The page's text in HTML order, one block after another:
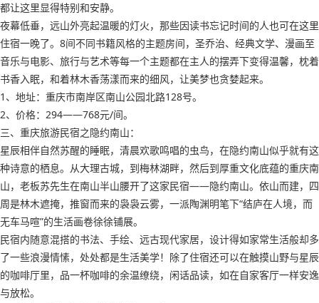
都让这里显得特别和安静。
夜幕低垂，远山外亮起温暖的灯火，那些因读书忘记时间的人也可在这里
住宿一晚了。8间不同书籍风格的主题房间，圣乔治、经典文学、漫画至
音乐与电影、旅行与艺术等每一个主题都在主人的摆弄下变得温馨，枕着
书香入眠，和着林木香荡漾而来的细风，让美梦也贪婪起来。
1、地址：重庆市南岸区南山公园北路128号。
2、价格：294——768元/间。
三、重庆旅游民宿之隐约南山：
星辰相伴自然苏醒的睡眠，清晨欢歌鸣唱的虫鸟，在隐约南山似乎就有这
种诗意的栖息。从大理古城，到梅林湖畔，然后到厚重文化底蕴的重庆南
山，老板苏先生在南山半山腰开了这家民宿——隐约南山。依山而建，四
周是林木遮掩，推窗而来的袅袅云雾，一派陶渊明笔下“结庐在人境，而
无车马喧”的生活画卷徐徐铺展。
民宿内随意混搭的书法、手绘、远古现代家居，设计得如家常生活般却多
了一些浪漫情愫，处处都是生活美学！除了住宿还可以在触摸山野与星辰
的咖啡厅里，品一杯咖啡的余温缭绕，闲话品读，如在自家客厅一样安逸
与放松。